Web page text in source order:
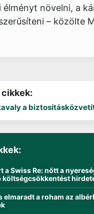
élményt növelni, a
– közölte
a
a Swiss Re: nőtt a
elmaradt a roham az